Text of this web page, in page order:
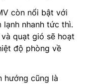
còn nổi bật với
nhanh tức thì.
quạt gió sẽ hoạt
độ phòng về
hướng cũng là